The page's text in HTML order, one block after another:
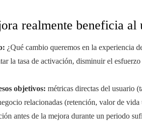
realmente beneficia al
¿Qué cambio queremos en la experiencia
la tasa de activación, disminuir el
objetivos: métricas directas del usuario
relacionadas (retención, valor de
antes de la mejora durante un periodo